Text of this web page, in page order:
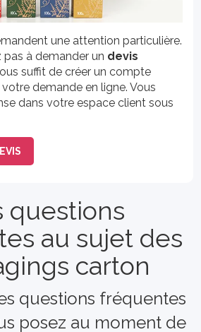
une attention particulière.
pas à demander un devis
suffit de créer un compte
demande en ligne. Vous
dans votre espace client sous
questions
au sujet des
carton
questions fréquentes
posez au moment de